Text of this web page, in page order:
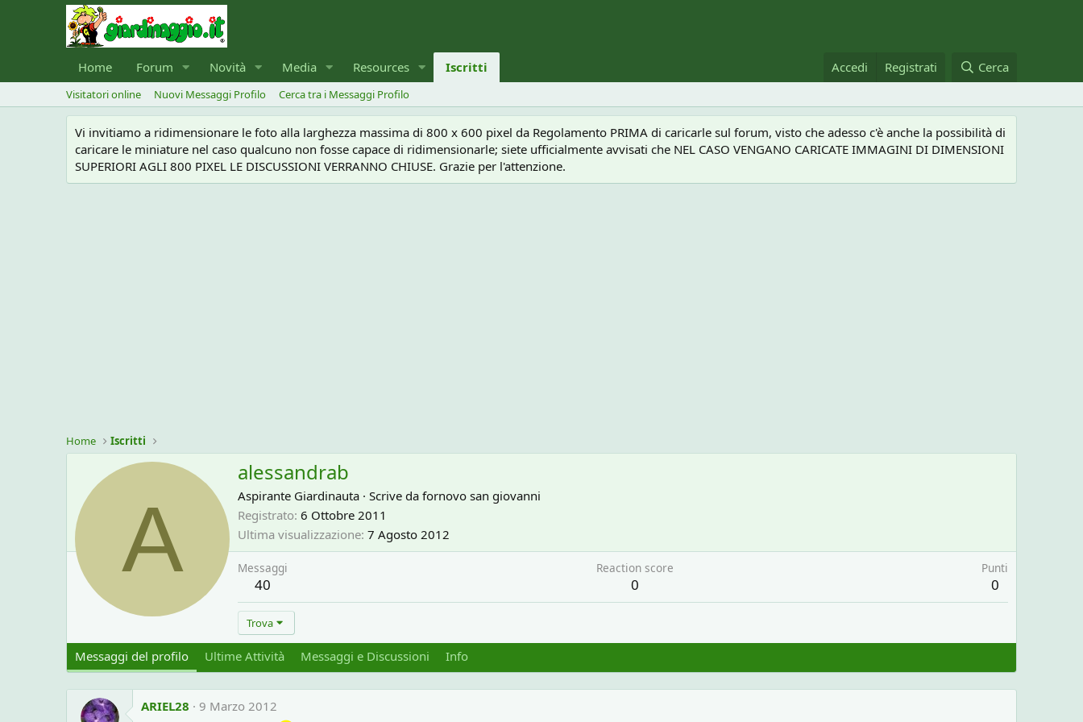
Home Forum Novità Media Resources Iscritti Accedi Registrati Cerca
Visitatori online Nuovi Messaggi Profilo Cerca tra i Messaggi Profilo
Vi invitiamo a ridimensionare le foto alla larghezza massima di 800 x 600 pixel da Regolamento PRIMA di caricarle sul forum, visto che adesso c'è anche la possibilità di
caricare le miniature nel caso qualcuno non fosse capace di ridimensionarle; siete ufficialmente avvisati che NEL CASO VENGANO CARICATE IMMAGINI DI DIMENSIONI
SUPERIORI AGLI 800 PIXEL LE DISCUSSIONI VERRANNO CHIUSE. Grazie per l'attenzione.
Home Iscritti
A
alessandrab
Aspirante Giardinauta · Scrive da fornovo san giovanni
Registrato 6 Ottobre 2011
Ultima visualizzazione 7 Agosto 2012
Messaggi
40
Reaction score
0
Punti
0
Trova
Messaggi del profilo Ultime Attività Messaggi e Discussioni Info
ARIEL28
9 Marzo 2012